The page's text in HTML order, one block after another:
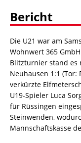
Bericht
Die U21 war am
Wohnwert 365
Blitzturnier stand es
Neuhausen 1:1 (Tor:
verkürzte
U19-Spieler Luca
für Rüssingen
Steinwenden,
Mannschaftskasse